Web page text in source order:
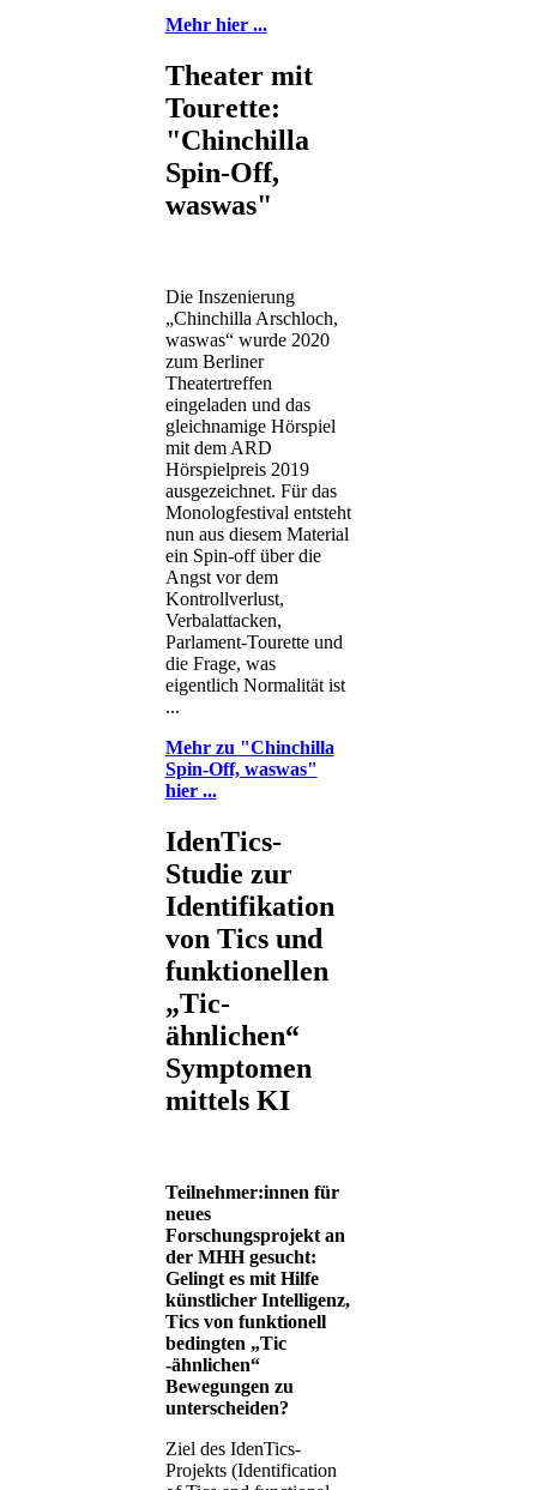
Mehr hier ...
Theater mit
Tourette:
"Chinchilla
Spin-Off,
waswas"
Die Inszenierung
„Chinchilla Arschloch,
waswas“ wurde 2020
zum Berliner
Theatertreffen
eingeladen und das
gleichnamige Hörspiel
mit dem ARD
Hörspielpreis 2019
ausgezeichnet. Für das
Monologfestival entsteht
nun aus diesem Material
ein Spin-off über die
Angst vor dem
Kontrollverlust,
Verbalattacken,
Parlament-Tourette und
die Frage, was
eigentlich Normalität ist
...
Mehr zu "Chinchilla
Spin-Off, waswas"
hier ...
IdenTics-
Studie zur
Identifikation
von Tics und
funktionellen
„Tic-
ähnlichen“
Symptomen
mittels KI
Teilnehmer:innen für
neues
Forschungsprojekt an
der MHH gesucht:
Gelingt es mit Hilfe
künstlicher Intelligenz,
Tics von funktionell
bedingten „Tic
-ähnlichen“
Bewegungen zu
unterscheiden?
Ziel des IdenTics-
Projekts (Identification